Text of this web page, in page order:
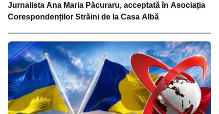
Jurnalista Ana Maria Păcuraru, acceptată în Asociația
Corespondenților Străini de la Casa Albă